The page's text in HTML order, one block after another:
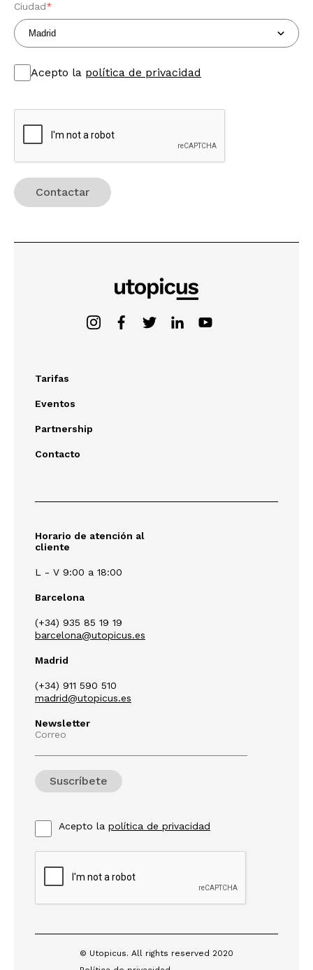
Ciudad*
Acepto la política de privacidad
Tarifas
Eventos
Partnership
Contacto
Horario de atención al
cliente
L - V 9:00 a 18:00
Barcelona
(+34) 935 85 19 19
barcelona@utopicus.es
Madrid
(+34) 911 590 510
madrid@utopicus.es
Newsletter
Correo
Acepto la política de privacidad
© Utopicus. All rights reserved 2020